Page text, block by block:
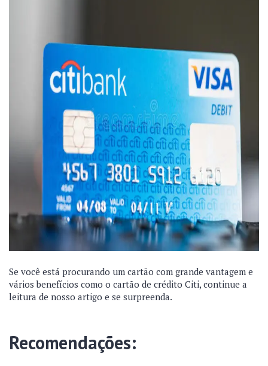
Se você está procurando um cartão com grande vantagem e
vários benefícios como o cartão de crédito Citi, continue a
leitura de nosso artigo e se surpreenda.
Recomendações: